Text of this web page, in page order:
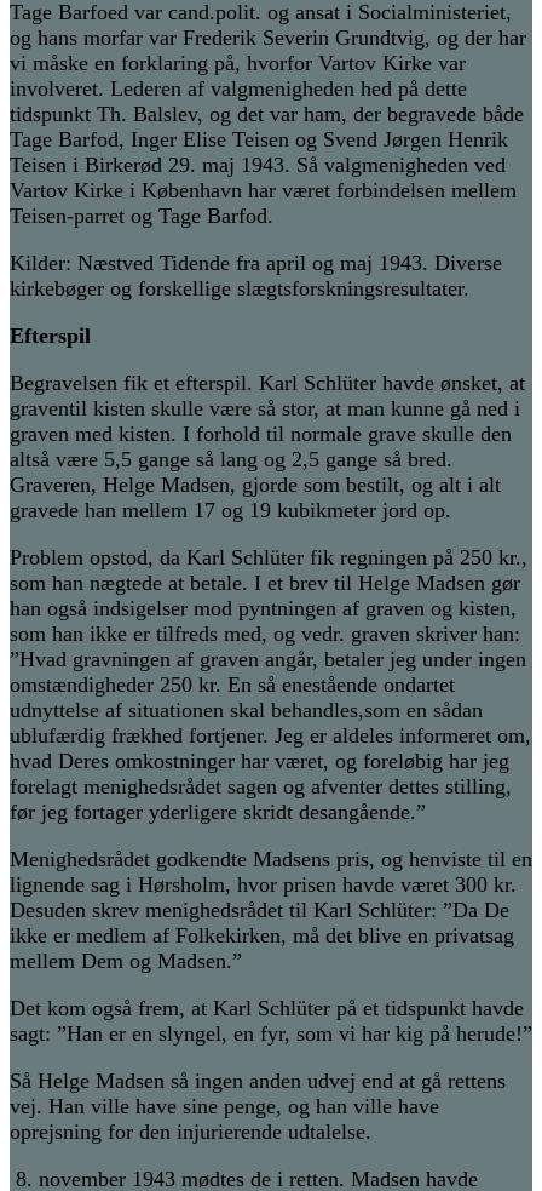
Tage Barfoed var cand.polit. og ansat i Socialministeriet,
og hans morfar var Frederik Severin Grundtvig, og der har
vi måske en forklaring på, hvorfor Vartov Kirke var
involveret. Lederen af valgmenigheden hed på dette
tidspunkt Th. Balslev, og det var ham, der begravede både
Tage Barfod, Inger Elise Teisen og Svend Jørgen Henrik
Teisen i Birkerød 29. maj 1943. Så valgmenigheden ved
Vartov Kirke i København har været forbindelsen mellem
Teisen-parret og Tage Barfod.
Kilder: Næstved Tidende fra april og maj 1943. Diverse
kirkebøger og forskellige slægtsforskningsresultater.
Efterspil
Begravelsen fik et efterspil. Karl Schlüter havde ønsket, at
graventil kisten skulle være så stor, at man kunne gå ned i
graven med kisten. I forhold til normale grave skulle den
altså være 5,5 gange så lang og 2,5 gange så bred.
Graveren, Helge Madsen, gjorde som bestilt, og alt i alt
gravede han mellem 17 og 19 kubikmeter jord op.
Problem opstod, da Karl Schlüter fik regningen på 250 kr.,
som han nægtede at betale. I et brev til Helge Madsen gør
han også indsigelser mod pyntningen af graven og kisten,
som han ikke er tilfreds med, og vedr. graven skriver han:
”Hvad gravningen af graven angår, betaler jeg under ingen
omstændigheder 250 kr. En så enestående ondartet
udnyttelse af situationen skal behandles,som en sådan
ublufærdig frækhed fortjener. Jeg er aldeles informeret om,
hvad Deres omkostninger har været, og foreløbig har jeg
forelagt menighedsrådet sagen og afventer dettes stilling,
før jeg fortager yderligere skridt desangående.”
Menighedsrådet godkendte Madsens pris, og henviste til en
lignende sag i Hørsholm, hvor prisen havde været 300 kr.
Desuden skrev menighedsrådet til Karl Schlüter: ”Da De
ikke er medlem af Folkekirken, må det blive en privatsag
mellem Dem og Madsen.”
Det kom også frem, at Karl Schlüter på et tidspunkt havde
sagt: ”Han er en slyngel, en fyr, som vi har kig på herude!”
Så Helge Madsen så ingen anden udvej end at gå rettens
vej. Han ville have sine penge, og han ville have
oprejsning for den injurierende udtalelse.
8. november 1943 mødtes de i retten. Madsen havde